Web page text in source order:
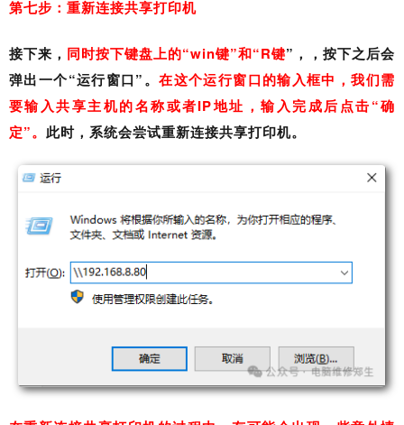
第七步：重新连接共享打印机
接下来， 同时按下键盘上的“win键”和“R键”，，按下之后会
弹出一个“运行窗口”。在这个运行窗口的输入框中，我们需
要输入共享主机的名称或者IP地址，输入完成后点击“确
定”。 此时，系统会尝试重新连接共享打印机。